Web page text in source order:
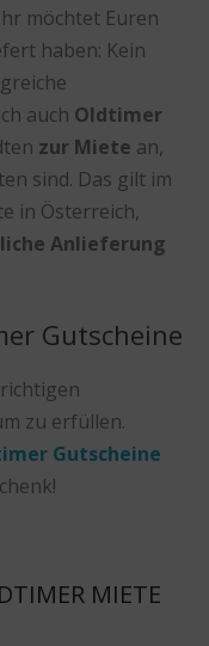
möchtet Euren
haben: Kein
auch Oldtimer
zur Miete an,
sind. Das gilt im
in Österreich,
Anlieferung
Gutscheine
zu erfüllen.
Gutscheine
MIETE